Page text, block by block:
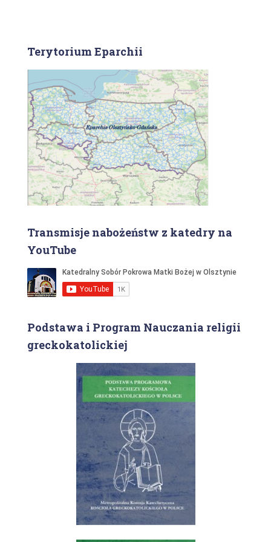
Terytorium Eparchii
Transmisje nabożeństw z katedry na
YouTube
Podstawa i Program Nauczania religii
greckokatolickiej